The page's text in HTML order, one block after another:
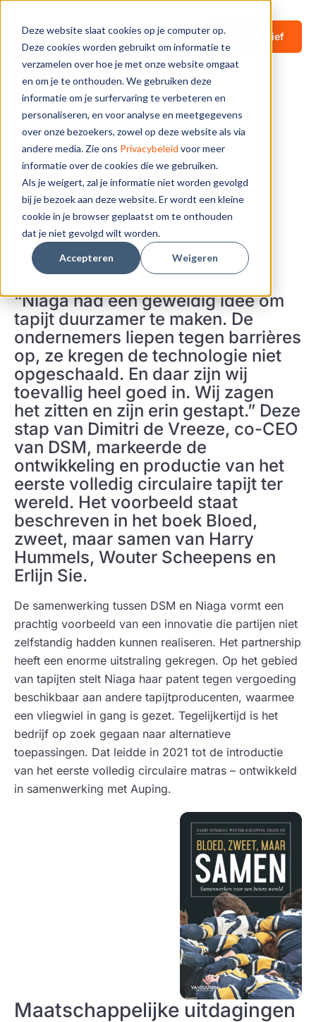
Deze website slaat cookies op je computer op.
Deze cookies worden gebruikt om informatie te
verzamelen over hoe je met onze website omgaat
en om je te onthouden. We gebruiken deze
informatie om je surfervaring te verbeteren en
personaliseren, en voor analyse en meetgegevens
over onze bezoekers, zowel op deze website als via
andere media. Zie ons Privacybeleid voor meer
informatie over de cookies die we gebruiken.
Als je weigert, zal je informatie niet worden gevolgd
bij je bezoek aan deze website. Er wordt een kleine
cookie in je browser geplaatst om te onthouden
dat je niet gevolgd wilt worden.
Accepteren Weigeren
Nieuwsbrief
Home Artikelen “Bloed, zweet, maar samen”
“Bloed, zweet, maar samen”
Artikelen
“Niaga had een geweldig idee om
tapijt duurzamer te maken. De
ondernemers liepen tegen barrières
op, ze kregen de technologie niet
opgeschaald. En daar zijn wij
toevallig heel goed in. Wij zagen
het zitten en zijn erin gestapt.” Deze
stap van Dimitri de Vreeze, co-CEO
van DSM, markeerde de
ontwikkeling en productie van het
eerste volledig circulaire tapijt ter
wereld. Het voorbeeld staat
beschreven in het boek Bloed,
zweet, maar samen van Harry
Hummels, Wouter Scheepens en
Erlijn Sie.
De samenwerking tussen DSM en Niaga vormt een
prachtig voorbeeld van een innovatie die partijen niet
zelfstandig hadden kunnen realiseren. Het partnership
heeft een enorme uitstraling gekregen. Op het gebied
van tapijten stelt Niaga haar patent tegen vergoeding
beschikbaar aan andere tapijtproducenten, waarmee
een vliegwiel in gang is gezet. Tegelijkertijd is het
bedrijf op zoek gegaan naar alternatieve
toepassingen. Dat leidde in 2021 tot de introductie
van het eerste volledig circulaire matras – ontwikkeld
in samenwerking met Auping.
Maatschappelijke uitdagingen